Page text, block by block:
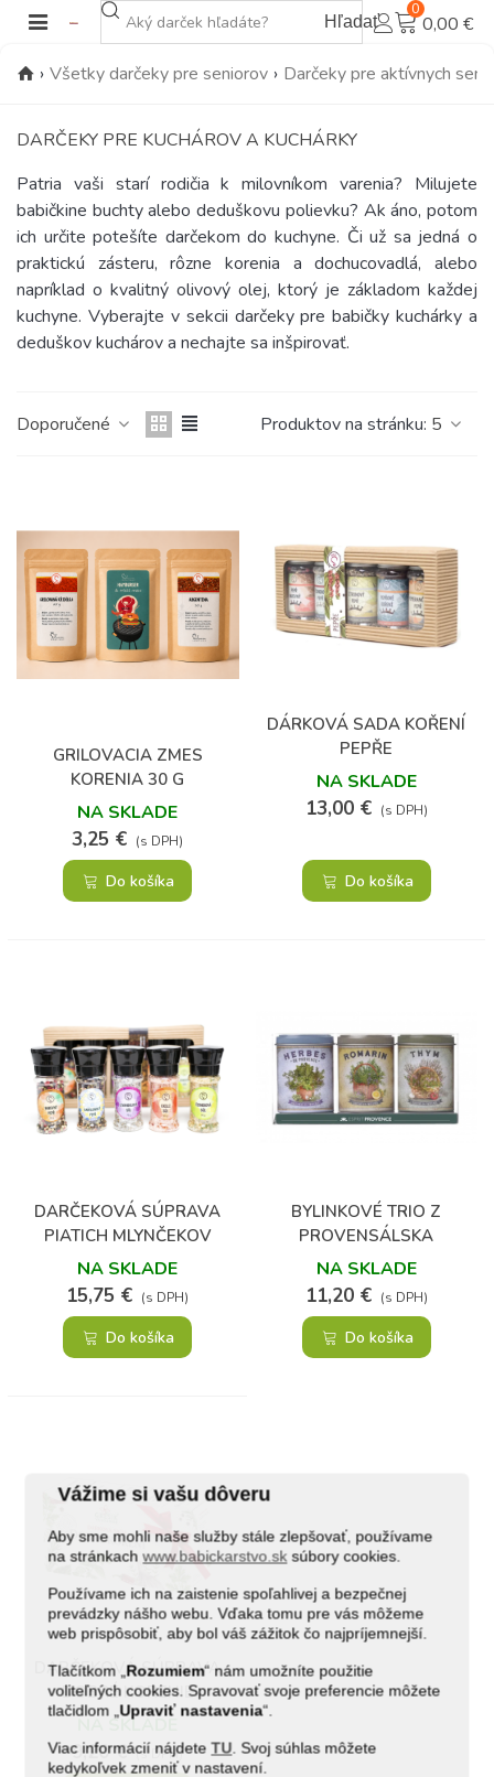
Vážime si vašu dôveru
Aby sme mohli naše služby stále zlepšovať, používame
na stránkachwww.babickarstvo.sk súbory cookies.
Používame ich na zaistenie spoľahlivej a bezpečnej
prevádzky nášho webu. Vďaka tomu pre vás môžeme
web prispôsobiť, aby bol váš zážitok čo najpríjemnejší.
Tlačítkom „ Rozumiem“ nám umožníte použitie
voliteľných cookies. Spravovať svoje preferencie môžete
tlačidlom „ Upraviť nastavenia“.
Viac informácií nájdete TU . Svoj súhlas môžete
kedykoľvek zmeniť v nastavení.
Hľadať
0
0,00 €
› Všetky darčeky pre seniorov › Darčeky pre aktívnych
DARČEKY PRE KUCHÁROV A KUCHÁRKY
Patria vaši starí rodičia k milovníkom varenia? Milujete
babičkine buchty alebo deduškovu polievku? Ak áno, potom
ich určite potešíte darčekom do kuchyne. Či už sa jedná o
praktickú zásteru, rôzne korenia a dochucovadlá, alebo
napríklad o kvalitný olivový olej, ktorý je základom každej
kuchyne. Vyberajte v sekcii darčeky pre babičky kuchárky a
deduškov kuchárov a nechajte sa inšpirovať.
Doporučené Produktov na stránku: 5
GRILOVACIA ZMES
KORENIA 30 G
NA SKLADE
3,25 € (s DPH)
Do košíka
DÁRKOVÁ SADA KOŘENÍ
PEPŘE
NA SKLADE
13,00 € (s DPH)
Do košíka
DARČEKOVÁ SÚPRAVA
PIATICH MLYNČEKOV
KORENIA A SOLI
NA SKLADE
15,75 € (s DPH)
Do košíka
BYLINKOVÉ TRIO Z
PROVENSÁLSKA
NA SKLADE
11,20 € (s DPH)
Do košíka
DARČEKOVÁ SÚPRAVA
DOBRÉ KORENIE
NA SKLADE
9,20 € (s DPH)
(1)